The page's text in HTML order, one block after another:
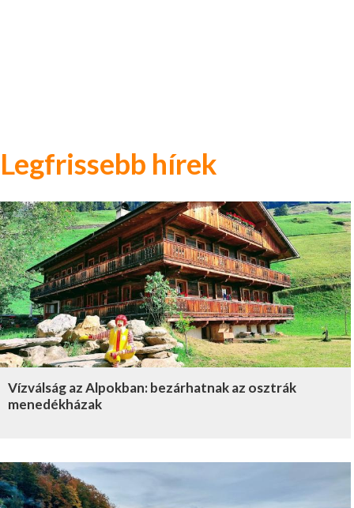
Legfrissebb hírek
Vízválság az Alpokban: bezárhatnak az osztrák
menedékházak